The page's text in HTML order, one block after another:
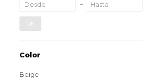
OK
Color
Beige